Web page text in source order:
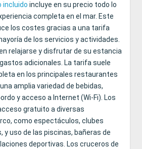
incluido incluye en su precio todo lo
completa en el mar. Este
los costes gracias a una tarifa
de los servicios y actividades.
relajarse y disfrutar de su estancia
adicionales. La tarifa suele
en los principales restaurantes
amplia variedad de bebidas,
y acceso a Internet (Wi-Fi). Los
gratuito a diversas
como espectáculos, clubes
y uso de las piscinas, bañeras de
deportivas. Los cruceros de